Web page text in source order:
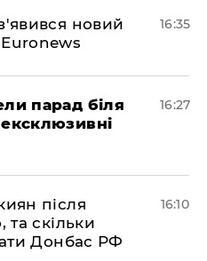
новий
16:35
парад біля
16:27
після
та скільки
Донбас РФ
16:10